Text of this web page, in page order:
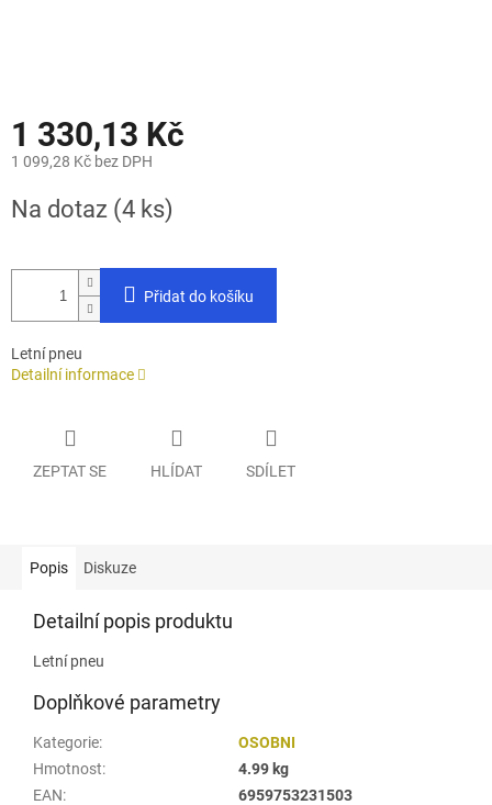
1 330,13 Kč
1 099,28 Kč bez DPH
cena:
Na dotaz (4 ks)
Přidat do košíku
Letní pneu
Detailní informace
ZEPTAT SE HLÍDAT SDÍLET
Popis Diskuze
Detailní popis produktu
Letní pneu
Doplňkové parametry
Kategorie:
OSOBNI
Hmotnost:
4.99 kg
EAN:
6959753231503